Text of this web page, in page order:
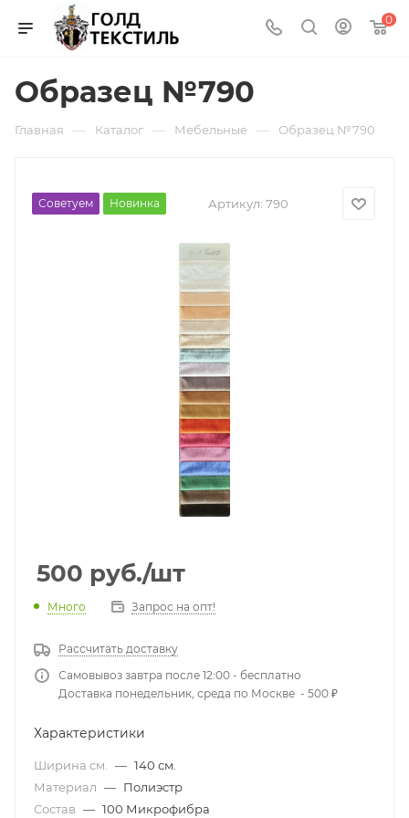
0
Образец №790
Главная — Каталог — Мебельные — Образец №790
Советуем Новинка Артикул: 790
500 руб./шт
Много Запрос на опт!
Рассчитать доставку
Самовывоз завтра после 12:00 - бесплатно
Доставка понедельник, среда по Москве - 500 ₽
Характеристики
Ширина см. — 140 см.
Материал — Полиэстр
Состав — 100 Микрофибра